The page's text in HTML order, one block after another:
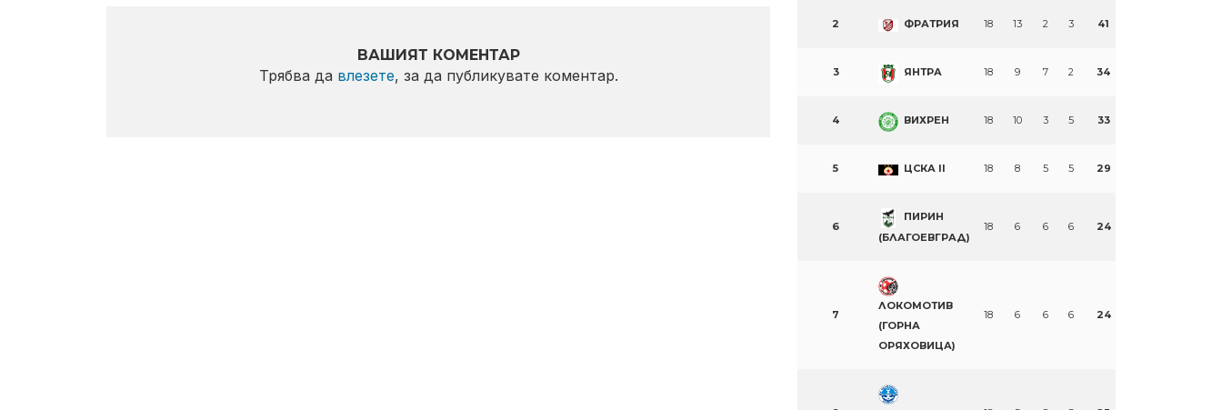
ВАШИЯТ КОМЕНТАР
Трябва да влезете, за да публикувате коментар.
2 ФРАТРИЯ 18 13 2 3 41
3 ЯНТРА 18 9 7 2 34
4 ВИХРЕН 18 10 3 5 33
5 ЦСКА II 18 8 5 5 29
6
ПИРИН
(БЛАГОЕВГРАД)
18 6 6 6 24
7
ЛОКОМОТИВ
(ГОРНА
ОРЯХОВИЦА)
18 6 6 6 24